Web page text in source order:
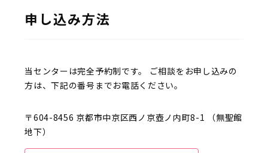
申し込み方法
当センターは完全予約制です。 ご相談をお申し込みの
方は、下記の番号までお電話ください。
〒604-8456 京都市中京区⻄ノ京壺ノ内町8-1 （無聖館
地下）